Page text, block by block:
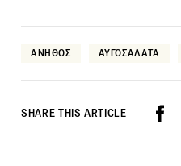
ΑΝΗΘΟΣ ΑΥΓΟΣΑΛΑΤΑ
SHARE THIS ARTICLE